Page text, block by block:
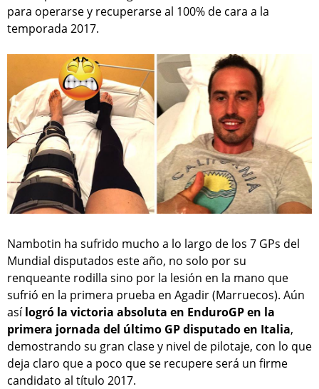
para operarse y recuperarse al 100% de cara a la
temporada 2017.
Nambotin ha sufrido mucho a lo largo de los 7 GPs del
Mundial disputados este año, no solo por su
renqueante rodilla sino por la lesión en la mano que
sufrió en la primera prueba en Agadir (Marruecos). Aún
asílogró la victoria absoluta en EnduroGP en la
primera jornada del último GP disputado en Italia,
demostrando su gran clase y nivel de pilotaje, con lo que
deja claro que a poco que se recupere será un firme
candidato al título 2017.